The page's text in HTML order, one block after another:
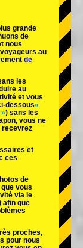
de Tokyo
Osaka
grande
de
nous
au
de
les
au
et vous
dessous«
) sans les
vous ne
recevrez
et
ces
de
vous
via le
afin que
proches,
pour nous